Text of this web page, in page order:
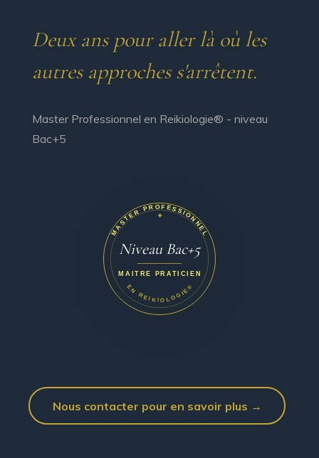
Deux ans pour aller là où les
autres approches s'arrêtent.
Master Professionnel en Reikiologie® - niveau
Bac+5
MASTER PROFESSIONNEL
EN REIKIOLOGIE®
✦
Niveau Bac+5
MAITRE PRATICIEN
Nous contacter pour en savoir plus →